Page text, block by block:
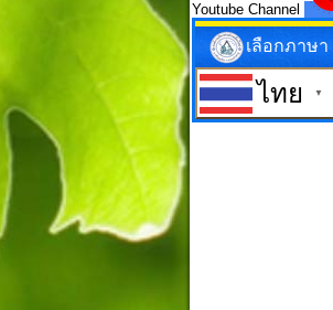
Youtube Channel
เลือกภาษา
ไทย ▼